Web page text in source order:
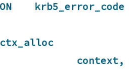
krb5_error_code
context,